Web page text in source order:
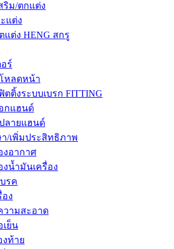
ริม/ตกแต่ง
ะแต่ง
แต่ง HENG สกรู
อร์
หลดหน้า
ตติ้งระบบเบรก FITTING
กแฮนด์
ลายแฮนด์
/เพิ่มประสิทธิภาพ
งอากาศ
งน้ำมันเครื่อง
บรค
ง
วามสะอาด
เย็น
งท้าย